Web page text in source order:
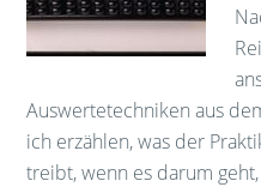
Auswertetechniken aus
ich erzählen, was der
treibt, wenn es darum